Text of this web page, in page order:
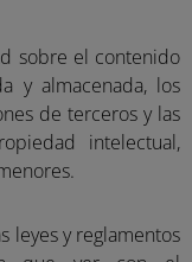
sobre el contenido
y almacenada, los
de terceros y las
intelectual,
leyes y reglamentos